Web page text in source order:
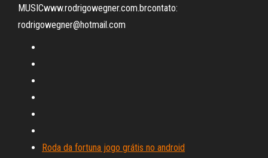
MUSICwww.rodrigowegner.com.brcontato:
rodrigowegner@hotmail.com
Roda da fortuna jogo grátis no android